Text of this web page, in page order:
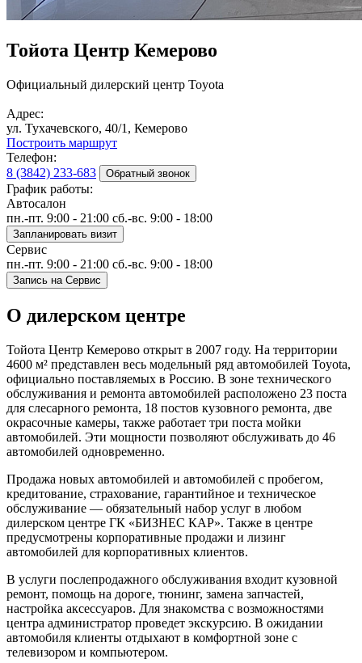
Тойота Центр Кемерово
Официальный дилерский центр Toyota
Адрес:
ул. Тухачевского, 40/1, Кемерово
Построить маршрут
Телефон:
8 (3842) 233-683
Обратный звонок
График работы:
Автосалон
пн.-пт. 9:00 - 21:00 сб.-вс. 9:00 - 18:00
Запланировать визит
Сервис
пн.-пт. 9:00 - 21:00 сб.-вс. 9:00 - 18:00
Запись на Сервис
О дилерском центре
Тойота Центр Кемерово открыт в 2007 году. На территории
4600 м² представлен весь модельный ряд автомобилей Toyota,
официально поставляемых в Россию. В зоне технического
обслуживания и ремонта автомобилей расположено 23 поста
для слесарного ремонта, 18 постов кузовного ремонта, две
окрасочные камеры, также работает три поста мойки
автомобилей. Эти мощности позволяют обслуживать до 46
автомобилей одновременно.
Продажа новых автомобилей и автомобилей с пробегом,
кредитование, страхование, гарантийное и техническое
обслуживание — обязательный набор услуг в любом
дилерском центре ГК «БИЗНЕС КАР». Также в центре
предусмотрены корпоративные продажи и лизинг
автомобилей для корпоративных клиентов.
В услуги послепродажного обслуживания входит кузовной
ремонт, помощь на дороге, тюнинг, замена запчастей,
настройка аксессуаров. Для знакомства с возможностями
центра администратор проведет экскурсию. В ожидании
автомобиля клиенты отдыхают в комфортной зоне с
телевизором и компьютером.